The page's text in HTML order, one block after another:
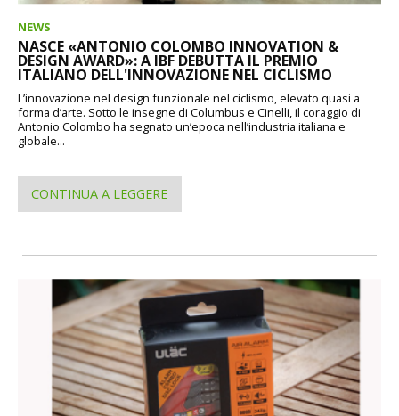
NEWS
NASCE «ANTONIO COLOMBO INNOVATION &
DESIGN AWARD»: A IBF DEBUTTA IL PREMIO
ITALIANO DELL'INNOVAZIONE NEL CICLISMO
L’innovazione nel design funzionale nel ciclismo, elevato quasi a
forma d’arte. Sotto le insegne di Columbus e Cinelli, il coraggio di
Antonio Colombo ha segnato un’epoca nell’industria italiana e
globale...
CONTINUA A LEGGERE